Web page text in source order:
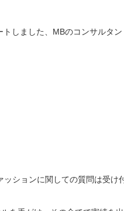
しました、MBのコンサルタン
ッションに関しての質問は受け